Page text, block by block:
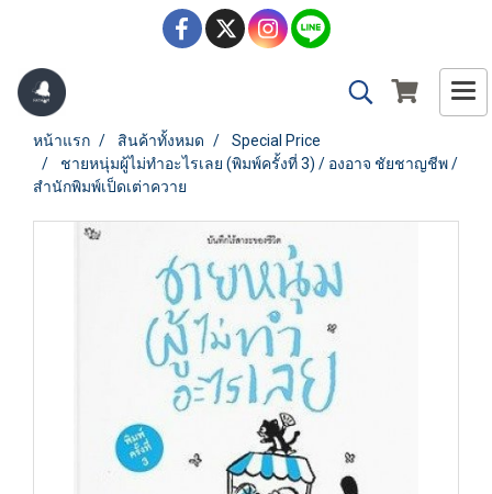
หน้าแรก สินค้าทั้งหมด
Special Price
ชายหนุ่มผู้ไม่ทำอะไรเลย (พิมพ์ครั้งที่ 3) / องอาจ ชัยชาญชีพ /
สำนักพิมพ์เป็ดเต่าควาย